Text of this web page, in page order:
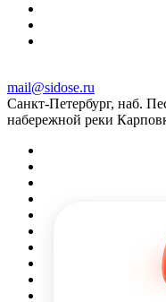
mail@sidose.ru
Санкт-Петербург, наб.
набережной реки